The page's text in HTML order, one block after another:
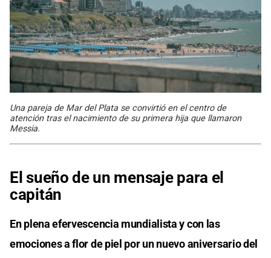
Una pareja de Mar del Plata se convirtió en el centro de
atención tras el nacimiento de su primera hija que llamaron
Messia.
El sueño de un mensaje para el
capitán
En plena efervescencia mundialista y con las
emociones a flor de piel por un nuevo aniversario del